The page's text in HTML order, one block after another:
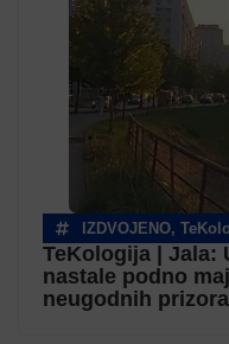
IZDVOJENO,
TeKologija | Jala:
nastale podno
neugodnih